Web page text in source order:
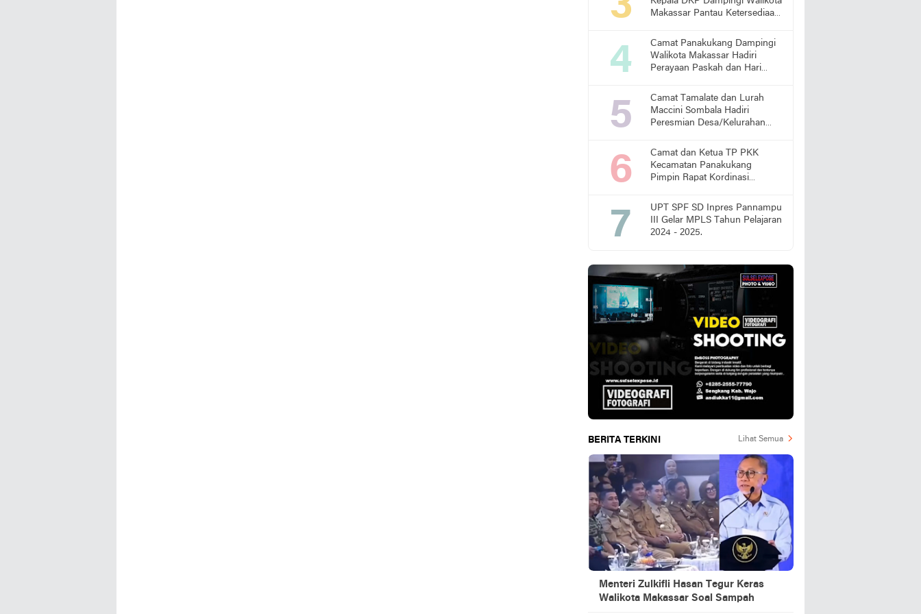
Makassar Pantau Ketersediaan
Camat Panakukang Dampingi
Walikota Makassar Hadiri
Perayaan Paskah dan Hari
Camat Tamalate dan Lurah
Maccini Sombala Hadiri
Peresmian Desa/Kelurahan
Camat dan Ketua TP PKK
Kecamatan Panakukang
Pimpin Rapat Kordinasi
Stunting
UPT SPF SD Inpres Pannampu
III Gelar MPLS Tahun Pelajaran
2024 - 2025.
BERITA TERKINI Lihat Semua
Menteri Zulkifli Hasan Tegur Keras
Walikota Makassar Soal Sampah